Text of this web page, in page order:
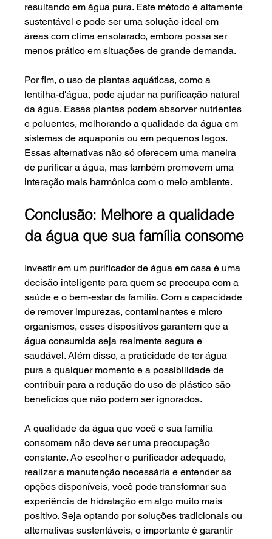
resultando em água pura. Este método é altamente
sustentável e pode ser uma solução ideal em
áreas com clima ensolarado, embora possa ser
menos prático em situações de grande demanda.
Por fim, o uso de plantas aquáticas, como a
lentilha-d'água, pode ajudar na purificação natural
da água. Essas plantas podem absorver nutrientes
e poluentes, melhorando a qualidade da água em
sistemas de aquaponia ou em pequenos lagos.
Essas alternativas não só oferecem uma maneira
de purificar a água, mas também promovem uma
interação mais harmônica com o meio ambiente.
Conclusão: Melhore a qualidade
da água que sua família consome
Investir em um purificador de água em casa é uma
decisão inteligente para quem se preocupa com a
saúde e o bem-estar da família. Com a capacidade
de remover impurezas, contaminantes e micro
organismos, esses dispositivos garantem que a
água consumida seja realmente segura e
saudável. Além disso, a praticidade de ter água
pura a qualquer momento e a possibilidade de
contribuir para a redução do uso de plástico são
benefícios que não podem ser ignorados.
A qualidade da água que você e sua família
consomem não deve ser uma preocupação
constante. Ao escolher o purificador adequado,
realizar a manutenção necessária e entender as
opções disponíveis, você pode transformar sua
experiência de hidratação em algo muito mais
positivo. Seja optando por soluções tradicionais ou
alternativas sustentáveis, o importante é garantir